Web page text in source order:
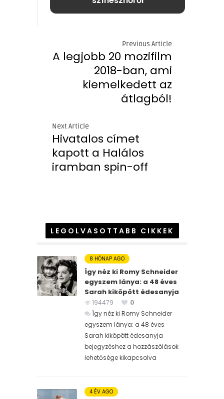
Previous Article
A legjobb 20 mozifilm
2018-ban, ami
kiemelkedett az
átlagból!
Next Article
Hivatalos címet
kapott a Halálos
iramban spin-off
LEGOLVASOTTABB CIKKEK
8 HÓNAP AGO
Így néz ki Romy Schneider
egyszem lánya: a 48 éves
Sarah kiköpött édesanyja
194479
0
Így néz ki Romy Schneider
egyszem lánya: a 48 éves
Sarah kiköpött édesanyja
bejegyzéshez a hozzászólások
lehetősége kikapcsolva
4 ÉV AGO